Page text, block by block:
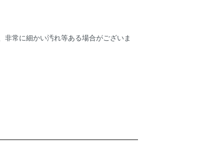
非常に細かい汚れ等ある場合がございま